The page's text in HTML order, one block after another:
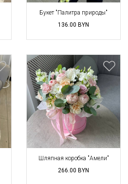
Букет "Палитра природы"
136.00 BYN
Шляпная коробка "Амели"
266.00 BYN